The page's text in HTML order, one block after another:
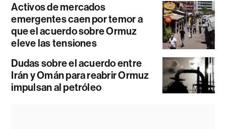
Activos de mercados
emergentes caen por temor a
que el acuerdo sobre Ormuz
eleve las tensiones
Dudas sobre el acuerdo entre
Irán y Omán para reabrir Ormuz
impulsan al petróleo